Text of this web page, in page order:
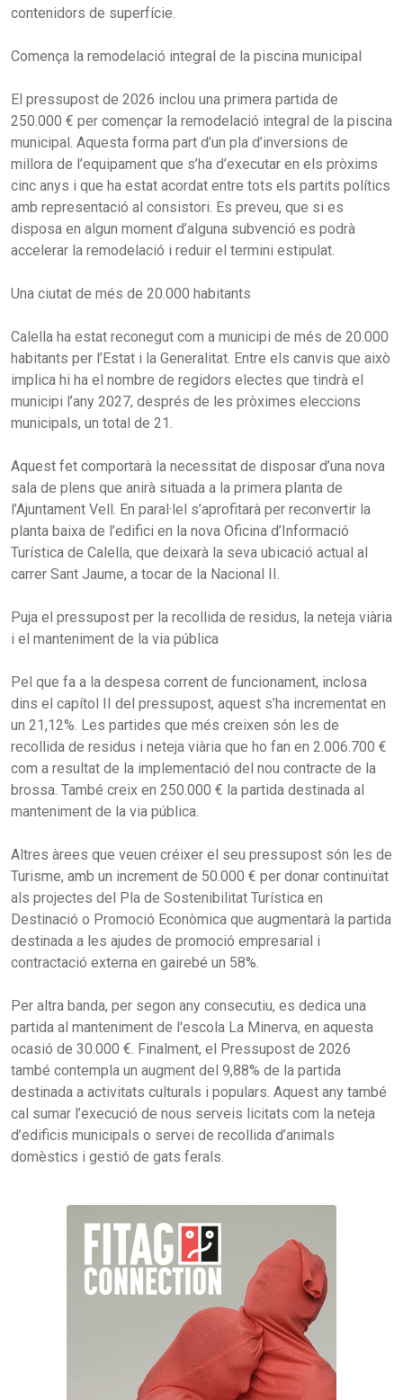
contenidors de superfície.
Comença la remodelació integral de la piscina municipal
El pressupost de 2026 inclou una primera partida de
250.000 € per començar la remodelació integral de la piscina
municipal. Aquesta forma part d’un pla d’inversions de
millora de l’equipament que s’ha d’executar en els pròxims
cinc anys i que ha estat acordat entre tots els partits polítics
amb representació al consistori. Es preveu, que si es
disposa en algun moment d’alguna subvenció es podrà
accelerar la remodelació i reduir el termini estipulat.
Una ciutat de més de 20.000 habitants
Calella ha estat reconegut com a municipi de més de 20.000
habitants per l’Estat i la Generalitat. Entre els canvis que això
implica hi ha el nombre de regidors electes que tindrà el
municipi l’any 2027, després de les pròximes eleccions
municipals, un total de 21.
Aquest fet comportarà la necessitat de disposar d’una nova
sala de plens que anirà situada a la primera planta de
l’Ajuntament Vell. En paral·lel s’aprofitarà per reconvertir la
planta baixa de l’edifici en la nova Oficina d’Informació
Turística de Calella, que deixarà la seva ubicació actual al
carrer Sant Jaume, a tocar de la Nacional II.
Puja el pressupost per la recollida de residus, la neteja viària
i el manteniment de la via pública
Pel que fa a la despesa corrent de funcionament, inclosa
dins el capítol II del pressupost, aquest s’ha incrementat en
un 21,12%. Les partides que més creixen són les de
recollida de residus i neteja viària que ho fan en 2.006.700 €
com a resultat de la implementació del nou contracte de la
brossa. També creix en 250.000 € la partida destinada al
manteniment de la via pública.
Altres àrees que veuen créixer el seu pressupost són les de
Turisme, amb un increment de 50.000 € per donar continuïtat
als projectes del Pla de Sostenibilitat Turística en
Destinació o Promoció Econòmica que augmentarà la partida
destinada a les ajudes de promoció empresarial i
contractació externa en gairebé un 58%.
Per altra banda, per segon any consecutiu, es dedica una
partida al manteniment de l'escola La Minerva, en aquesta
ocasió de 30.000 €. Finalment, el Pressupost de 2026
també contempla un augment del 9,88% de la partida
destinada a activitats culturals i populars. Aquest any també
cal sumar l’execució de nous serveis licitats com la neteja
d’edificis municipals o servei de recollida d’animals
domèstics i gestió de gats ferals.